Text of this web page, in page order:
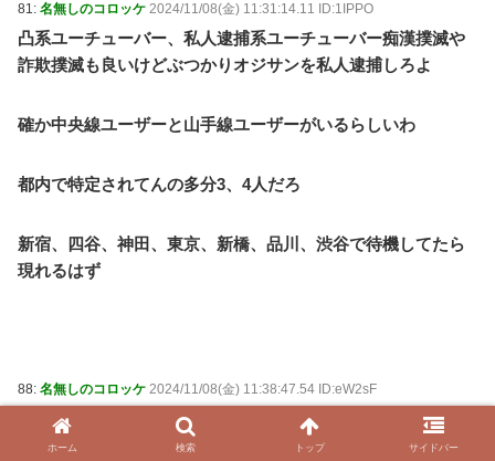
81: 名無しのコロッケ 2024/11/08(金) 11:31:14.11 ID:1IPPO
凸系ユーチューバー、私人逮捕系ユーチューバー痴漢撲滅や
詐欺撲滅も良いけどぶつかりオジサンを私人逮捕しろよ
確か中央線ユーザーと山手線ユーザーがいるらしいわ
都内で特定されてんの多分3、4人だろ
新宿、四谷、神田、東京、新橋、品川、渋谷で待機してたら
現れるはず
88: 名無しのコロッケ 2024/11/08(金) 11:38:47.54 ID:eW2sF
結局は男性誹謗、おじさん誹謗したいだけのこういうやつが
ホーム 検索 トップ サイドバー